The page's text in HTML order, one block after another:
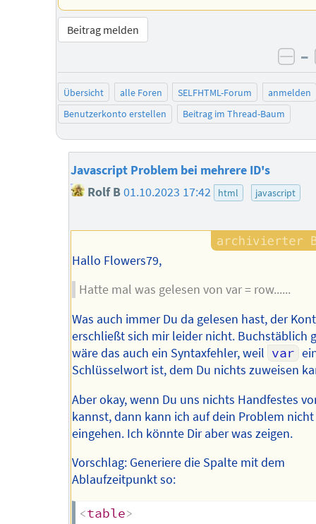
Beitrag melden
–
Übersicht alle Foren SELFHTML-Forum
anmelden
Benutzerkonto erstellen
Beitrag im Thread-Baum
Javascript Problem bei mehrere ID's
Rolf B 01.10.2023 17:42 html javascript
Hallo Flowers79,
Hatte mal was gelesen von var = row......
Was auch immer Du da gelesen hast, der
erschließt sich mir leider nicht. Buchstäblich
wäre das auch ein Syntaxfehler, weil var
Schlüsselwort ist, dem Du nichts zuweisen
Aber okay, wenn Du uns nichts Handfestes
kannst, dann kann ich auf dein Problem nicht
eingehen. Ich könnte Dir aber was zeigen.
Vorschlag: Generiere die Spalte mit dem
Ablaufzeitpunkt so:
<table>